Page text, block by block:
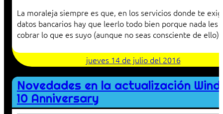
La moraleja siempre es que, en los servicios donde te
datos bancarios hay que leerlo todo bien porque nada les
cobrar lo que es suyo (aunque no seas consciente de ello).
jueves 14 de julio del 2016
Novedades en la actualización
10 Anniversary